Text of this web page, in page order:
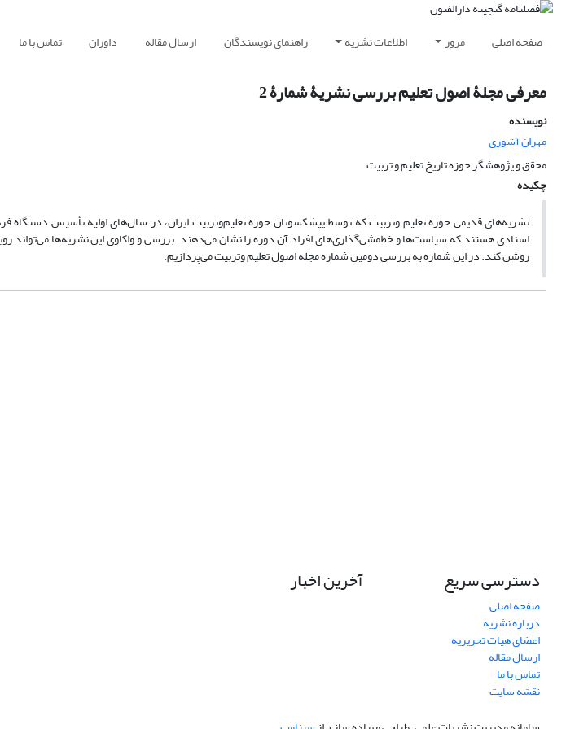
صفحه اصلی مرور اطلاعات نشریه راهنمای نویسندگان ارسال مقاله داوران تماس با ما
معرفی مجلۀ اصول تعلیم بررسی نشریۀ شمارۀ 2
نویسنده
مهران آشوری
محقق و پژوهشگر حوزه تاریخ تعلیم و تربیت
چکیده
نشریه‌های قدیمی حوزه تعلیم وتربیت که توسط پیشکسوتان حوزه تعلیم‌وتربیت ایران، در سال‌های اولیه تأسیس دستگاه
اسنادی هستند که سیاست‌ها و خط‌مشی‌گذاری‌های افراد آن دوره را نشان می‌دهند. بررسی و واکاوی این نشریه‌ها می‌تواند
روشن کند. در این شماره به بررسی دومین شماره مجله اصول تعلیم وتربیت می‌پردازیم.
دسترسی سریع
صفحه اصلی
درباره نشریه
اعضای هیات تحریریه
ارسال مقاله
تماس با ما
نقشه سایت
آخرین اخبار